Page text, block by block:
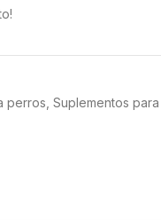
perros Suplementos para